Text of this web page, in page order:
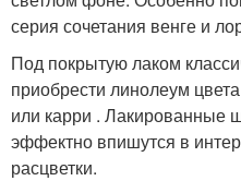
серия сочетания венге и
Под покрытую лаком
приобрести линолеум
или карри . Лакированные
эффектно впишутся в
расцветки.